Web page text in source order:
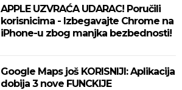
APPLE UZVRAĆA UDARAC! Poručili
korisnicima - Izbegavajte Chrome na
iPhone-u zbog manjka bezbednosti!
Google Maps još KORISNIJI: Aplikacija
dobija 3 nove FUNCKIJE